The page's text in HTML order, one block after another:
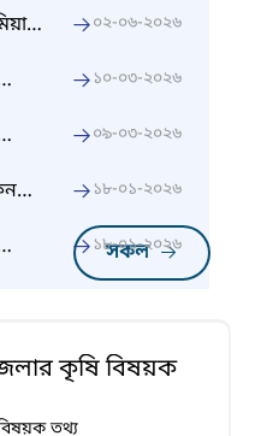
সকল
০২-০৬-২০২৬
১০-০৩-২০২৬
০৯-০৩-২০২৬
১৮-০১-২০২৬
১৮-০১-২০২৬
কৃষি বিষয়ক
তথ্য